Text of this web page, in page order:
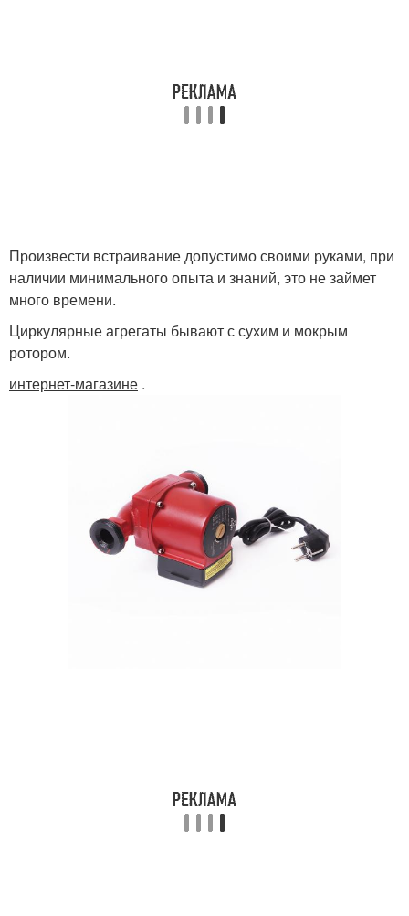
Произвести встраивание допустимо своими руками, при
наличии минимального опыта и знаний, это не займет
много времени.
Циркулярные агрегаты бывают с сухим и мокрым
ротором.
интернет-магазине .